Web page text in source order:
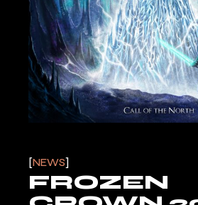
NEWS
FROZEN